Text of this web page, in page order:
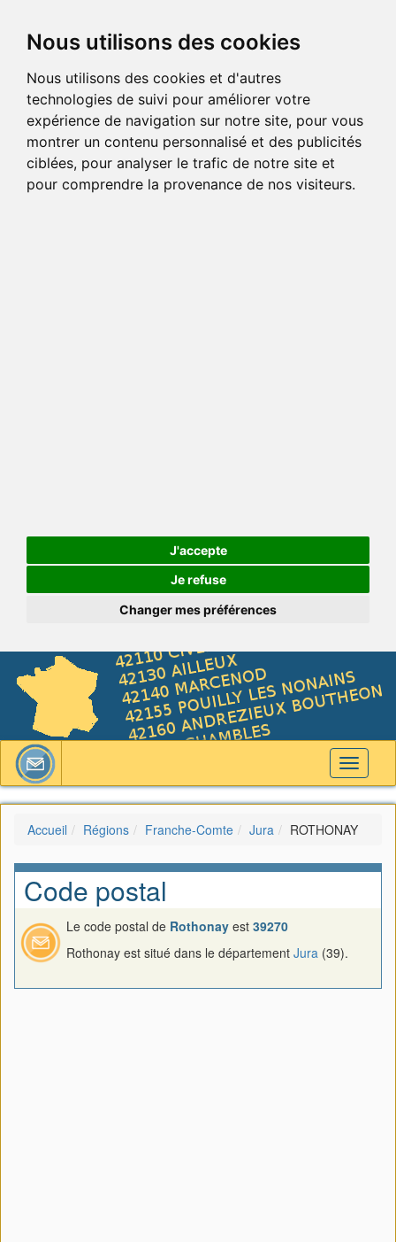
Nous utilisons des cookies
Nous utilisons des cookies et d'autres
technologies de suivi pour améliorer votre
expérience de navigation sur notre site, pour vous
montrer un contenu personnalisé et des publicités
ciblées, pour analyser le trafic de notre site et
pour comprendre la provenance de nos visiteurs.
J'accepte
Je refuse
Changer mes préférences
Toggle
Accueil Régions Franche-Comte Jura ROTHONAY
Code postal
Le code postal de Rothonay est 39270
Rothonay est situé dans le département Jura (39).